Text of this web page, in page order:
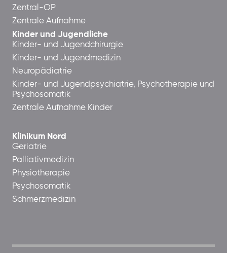
Zentral-OP
Zentrale Aufnahme
Kinder und Jugendliche
Kinder- und Jugendchirurgie
Kinder- und Jugendmedizin
Neuropädiatrie
Kinder- und Jugendpsychiatrie, Psychotherapie und
Psychosomatik
Zentrale Aufnahme Kinder
Klinikum Nord
Geriatrie
Palliativmedizin
Physiotherapie
Psychosomatik
Schmerzmedizin